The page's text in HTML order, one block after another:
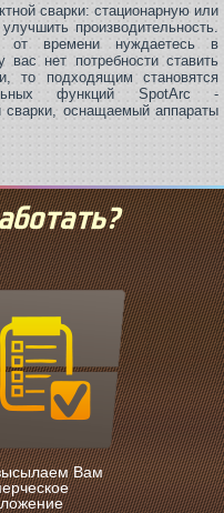
сварки: стационарную или
производительность.
времени нуждаетесь в
вас нет потребности ставить
то подходящим становятся
функций SpotArc -
сварки, оснащаемый аппараты
Вам